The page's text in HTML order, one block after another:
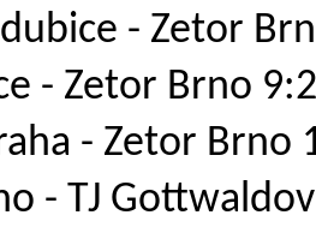
- Zetor
- Zetor Brno 9:2
- Zetor Brno
- TJ